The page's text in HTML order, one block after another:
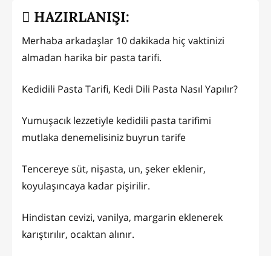
HAZIRLANIŞI:
Merhaba arkadaşlar 10 dakikada hiç vaktinizi
almadan harika bir pasta tarifi.
Kedidili Pasta Tarifi, Kedi Dili Pasta Nasıl Yapılır?
Yumuşacık lezzetiyle kedidili pasta tarifimi
mutlaka denemelisiniz buyrun tarife
Tencereye süt, nişasta, un, şeker eklenir,
koyulaşıncaya kadar pişirilir.
Hindistan cevizi, vanilya, margarin eklenerek
karıştırılır, ocaktan alınır.